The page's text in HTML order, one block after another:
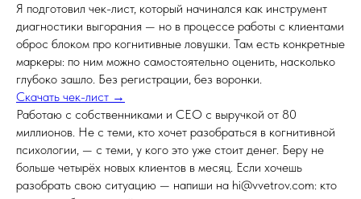
Я подготовил чек-лист, который начинался как инструмент
диагностики выгорания — но в процессе работы с клиентами
оброс блоком про когнитивные ловушки. Там есть конкретные
маркеры: по ним можно самостоятельно оценить, насколько
глубоко зашло. Без регистрации, без воронки.
Скачать чек-лист →
Работаю с собственниками и CEO с выручкой от 80
миллионов. Не с теми, кто хочет разобраться в когнитивной
психологии, — с теми, у кого это уже стоит денег. Беру не
больше четырёх новых клиентов в месяц. Если хочешь
разобрать свою ситуацию — напиши на hi@vvetrov.com: кто